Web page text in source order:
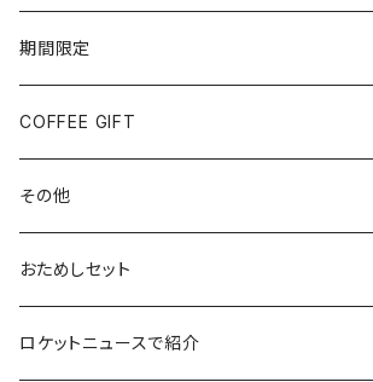
期間限定
COFFEE GIFT
その他
おためしセット
ロケットニュースで紹介